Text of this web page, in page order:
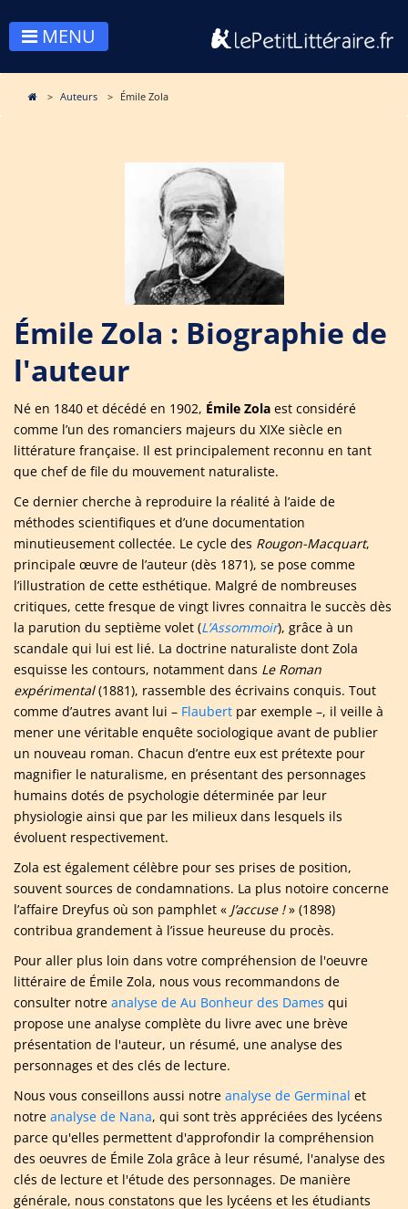
MENU
Auteurs Émile Zola
Émile Zola : Biographie de
l'auteur
Né en 1840 et décédé en 1902, Émile Zola est considéré
comme l’un des romanciers majeurs du XIXe siècle en
littérature française. Il est principalement reconnu en tant
que chef de file du mouvement naturaliste.
Ce dernier cherche à reproduire la réalité à l’aide de
méthodes scientifiques et d’une documentation
minutieusement collectée. Le cycle des Rougon-Macquart,
principale œuvre de l’auteur (dès 1871), se pose comme
l’illustration de cette esthétique. Malgré de nombreuses
critiques, cette fresque de vingt livres connaitra le succès dès
la parution du septième volet (L’Assommoir), grâce à un
scandale qui lui est lié. La doctrine naturaliste dont Zola
esquisse les contours, notamment dans Le Roman
expérimental(1881), rassemble des écrivains conquis. Tout
comme d’autres avant lui – Flaubert par exemple –, il veille à
mener une véritable enquête sociologique avant de publier
un nouveau roman. Chacun d’entre eux est prétexte pour
magnifier le naturalisme, en présentant des personnages
humains dotés de psychologie déterminée par leur
physiologie ainsi que par les milieux dans lesquels ils
évoluent respectivement.
Zola est également célèbre pour ses prises de position,
souvent sources de condamnations. La plus notoire concerne
l’affaire Dreyfus où son pamphlet « J’accuse !» (1898)
contribua grandement à l’issue heureuse du procès.
Pour aller plus loin dans votre compréhension de l'oeuvre
littéraire de Émile Zola, nous vous recommandons de
consulter notre analyse de Au Bonheur des Dames qui
propose une analyse complète du livre avec une brève
présentation de l'auteur, un résumé, une analyse des
personnages et des clés de lecture.
Nous vous conseillons aussi notre analyse de Germinal et
notre analyse de Nana, qui sont très appréciées des lycéens
parce qu'elles permettent d'approfondir la compréhension
des oeuvres de Émile Zola grâce à leur résumé, l'analyse des
clés de lecture et l'étude des personnages. De manière
générale, nous constatons que les lycéens et les étudiants